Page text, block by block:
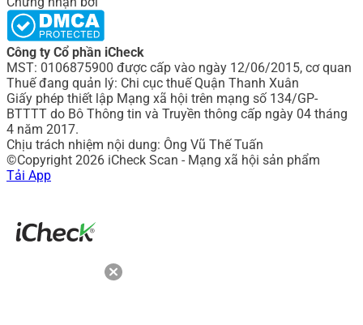
Công ty Cổ phần iCheck
MST: 0106875900 được cấp vào ngày 12/06/2015, cơ quan
Thuế đang quản lý: Chi cục thuế Quận Thanh Xuân
Giấy phép thiết lập Mạng xã hội trên mạng số 134/GP-
BTTTT do Bô Thông tin và Truyền thông cấp ngày 04 tháng
4 năm 2017.
Chịu trách nhiệm nội dung: Ông Vũ Thế Tuấn
©Copyright 2026 iCheck Scan - Mạng xã hội sản phẩm
Tải App